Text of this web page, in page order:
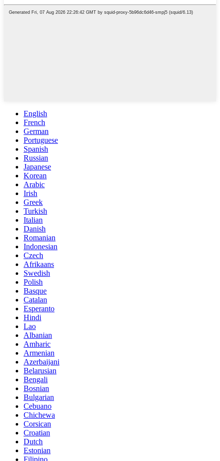
English
French
German
Portuguese
Spanish
Russian
Japanese
Korean
Arabic
Irish
Greek
Turkish
Italian
Danish
Romanian
Indonesian
Czech
Afrikaans
Swedish
Polish
Basque
Catalan
Esperanto
Hindi
Lao
Albanian
Amharic
Armenian
Azerbaijani
Belarusian
Bengali
Bosnian
Bulgarian
Cebuano
Chichewa
Corsican
Croatian
Dutch
Estonian
Filipino